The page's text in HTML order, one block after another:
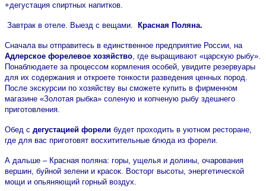
+дегустация спиртных напитков.
Завтрак в отеле. Выезд с вещами. Красная Поляна.
Сначала вы отправитесь в единственное предприятие России, на
Адлерское форелевое хозяйство , где выращивают «царскую рыбу».
Понаблюдаете за процессом кормления особей, увидите резервуары
для их содержания и откроете тонкости разведения ценных пород.
После экскурсии по хозяйству вы сможете купить в фирменном
магазине «Золотая рыбка» соленую и копченую рыбу здешнего
приготовления.
Обед с дегустацией форели будет проходить в уютном ресторане,
где для вас приготовят восхитительные блюда из форели.
А дальше – Красная поляна: горы, ущелья и долины, очарования
вершин, буйной зелени и красок. Восторг высоты, энергетической
мощи и опьяняющий горный воздух.